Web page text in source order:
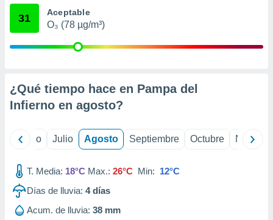
publicidad
1199
31 Aceptable
O₃ (78 µg/m³)
¿Qué tiempo hace en Pampa del
Infierno en agosto?
Junio Julio Agosto Septiembre Octubre
T. Media: 18°C Max.: 26°C Min: 12°C
Días de lluvia: 4días
Acum. de lluvia: 38 mm